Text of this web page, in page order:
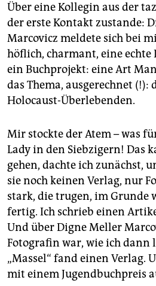
unterstützen
abo
genossenschaft
epaper login
Über eine Kollegin aus der
der erste Kontakt zustande:
Marcovicz meldete sich bei
höflich, charmant, eine echte
ein Buchprojekt: eine Art
das Thema, ausgerechnet (!):
Holocaust-Überlebenden.
Mir stockte der Atem – was
Lady in den Siebzigern! Das
gehen, dachte ich zunächst,
sie noch keinen Verlag, nur
stark, die trugen, im Grunde
fertig. Ich schrieb einen
Und über Digne Meller
Fotografin war, wie ich dann
„Massel“ fand einen Verlag.
mit einem Jugendbuchpreis